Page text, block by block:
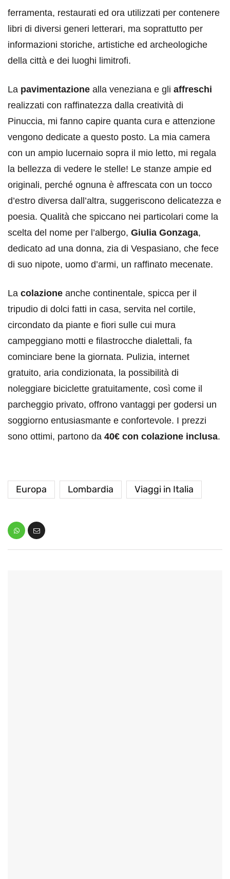
ferramenta, restaurati ed ora utilizzati per contenere
libri di diversi generi letterari, ma soprattutto per
informazioni storiche, artistiche ed archeologiche
della città e dei luoghi limitrofi.
La pavimentazione alla veneziana e gli affreschi
realizzati con raffinatezza dalla creatività di
Pinuccia, mi fanno capire quanta cura e attenzione
vengono dedicate a questo posto. La mia camera
con un ampio lucernaio sopra il mio letto, mi regala
la bellezza di vedere le stelle! Le stanze ampie ed
originali, perché ognuna è affrescata con un tocco
d’estro diversa dall’altra, suggeriscono delicatezza e
poesia. Qualità che spiccano nei particolari come la
scelta del nome per l’albergo, Giulia Gonzaga,
dedicato ad una donna, zia di Vespasiano, che fece
di suo nipote, uomo d’armi, un raffinato mecenate.
La colazione anche continentale, spicca per il
tripudio di dolci fatti in casa, servita nel cortile,
circondato da piante e fiori sulle cui mura
campeggiano motti e filastrocche dialettali, fa
cominciare bene la giornata. Pulizia, internet
gratuito, aria condizionata, la possibilità di
noleggiare biciclette gratuitamente, così come il
parcheggio privato, offrono vantaggi per godersi un
soggiorno entusiasmante e confortevole. I prezzi
sono ottimi, partono da 40€ con colazione inclusa.
Europa Lombardia Viaggi in Italia